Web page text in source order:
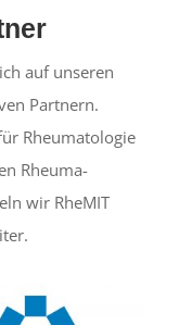
auf unseren
Partnern.
Rheumatologie
Rheuma-
wir RheMIT